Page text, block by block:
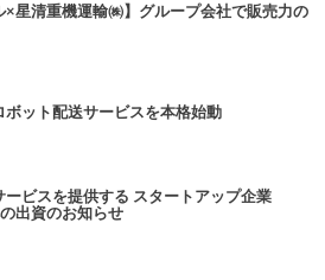
×星清重機運輸㈱】グループ会社で販売力の
ット配送サービスを本格始動
ビスを提供する スタートアップ企業
出資のお知らせ